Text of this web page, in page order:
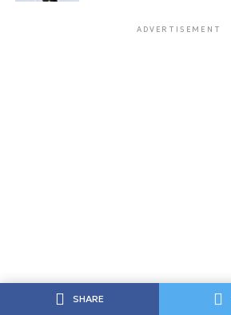
SHARE
ADVERTISEMENT